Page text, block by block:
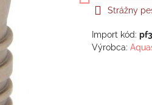
Strážny
Import kód:
Výrobca: